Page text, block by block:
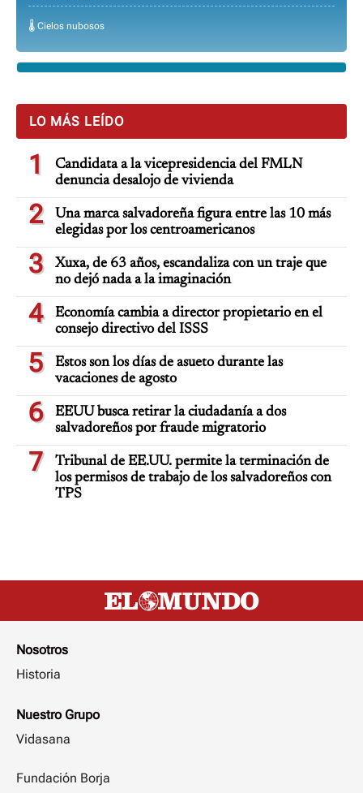
🌡️ Cielos nubosos
LO MÁS LEÍDO
1
Candidata a la vicepresidencia del FMLN
denuncia desalojo de vivienda
2
Una marca salvadoreña figura entre las 10 más
elegidas por los centroamericanos
3
Xuxa, de 63 años, escandaliza con un traje que
no dejó nada a la imaginación
4
Economía cambia a director propietario en el
consejo directivo del ISSS
5
Estos son los días de asueto durante las
vacaciones de agosto
6
EEUU busca retirar la ciudadanía a dos
salvadoreños por fraude migratorio
7
Tribunal de EE.UU. permite la terminación de
los permisos de trabajo de los salvadoreños con
TPS
Nosotros
Historia
Nuestro Grupo
Vidasana
Fundación Borja